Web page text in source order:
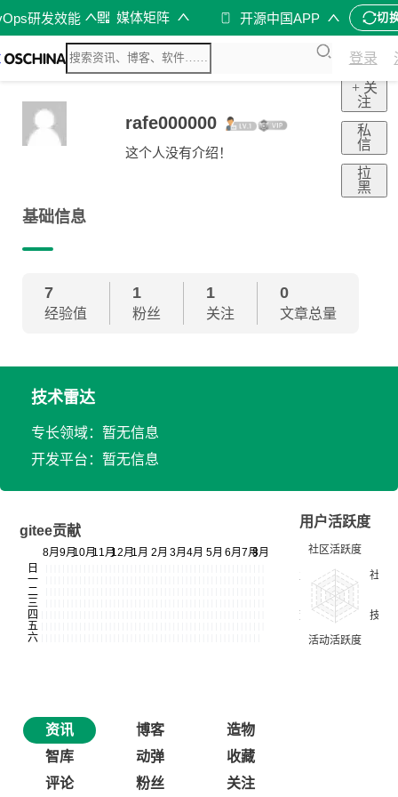
研发效能 媒体矩阵 开源中国APP 切
登录
rafe000000
这个人没有介绍！
+ 关
注
私
信
拉
黑
基础信息
7
经验值
1
粉丝
1
关注
0
文章总量
技术雷达
专长领域：暂无信息
开发平台：暂无信息
gitee贡献
用户活跃度
资讯 博客
造物
智库
动弹
收藏
评论
粉丝 关注